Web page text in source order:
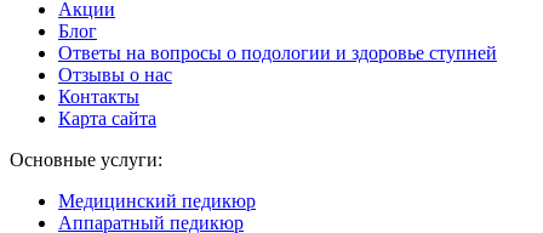
Акции
Блог
Ответы на вопросы о подологии и здоровье ступней
Отзывы о нас
Контакты
Карта сайта
Основные услуги:
Медицинский педикюр
Аппаратный педикюр